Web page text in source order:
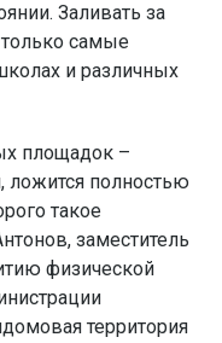
Заливать за
самые
и различных
площадок –
ложится полностью
такое
заместитель
физической
территория